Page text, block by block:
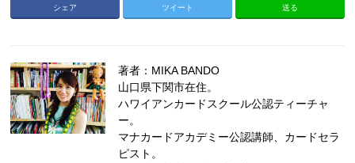
シェア ツイート 送る
著者：MIKA BANDO
山口県下関市在住。
ハワイアンカードスクール公認ティーチャ
ー。
マナカードアカデミー公認講師、カードセラ
ピスト。